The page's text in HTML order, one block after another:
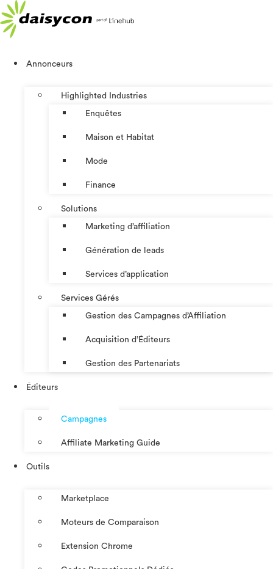
Aller
au
contenu
Annonceurs
Highlighted Industries
Enquêtes
Maison et Habitat
Mode
Finance
Solutions
Marketing d’affiliation
Génération de leads
Services d’application
Services Gérés
Gestion des Campagnes d’Affiliation​
Acquisition d’Éditeurs
Gestion des Partenariats
Éditeurs
Campagnes
Affiliate Marketing Guide
Outils
Marketplace
Moteurs de Comparaison
Extension Chrome